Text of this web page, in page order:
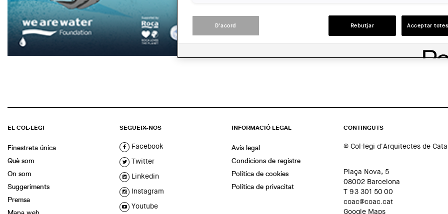
EL COL·LEGI
Finestreta única
Què som
On som
Suggeriments
Premsa
SEGUEIX-NOS
Facebook
Twitter
Linkedin
Instagram
Youtube
INFORMACIÓ LEGAL
Avís legal
Condicions de registre
Política de cookies
Política de privacitat
CONTINGUTS
© Col·legi d'Arquitectes de
Plaça Nova, 5
08002 Barcelona
T 93 301 50 00
coac@coac.cat
Google Maps
D'acord Rebutjar Acceptar